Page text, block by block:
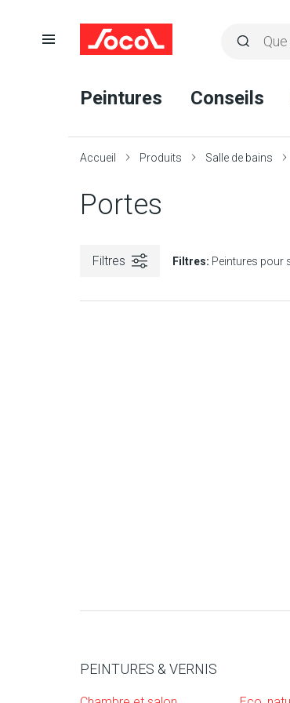
Ouvrir
Peintures Conseils
Accueil Produits Salle de bains
Portes
Filtres Filtres: Peintures pour
PEINTURES & VERNIS